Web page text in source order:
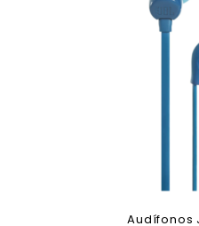
Audífonos